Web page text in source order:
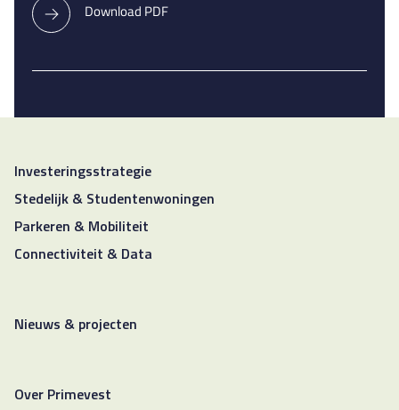
Download PDF
Investeringsstrategie
Stedelijk & Studentenwoningen
Parkeren & Mobiliteit
Connectiviteit & Data
Nieuws & projecten
Over Primevest